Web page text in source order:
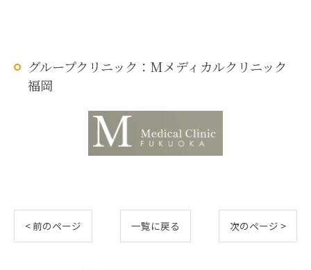
グループクリニック：Mメディカルクリニック
福岡
< 前のページ 一覧に戻る 次のページ >